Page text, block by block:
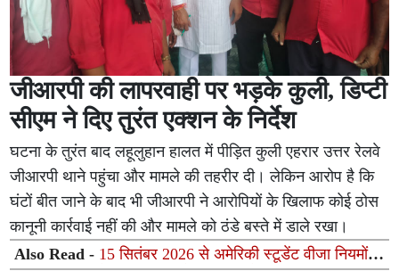
जीआरपी की लापरवाही पर भड़के कुली, डिप्टी
सीएम ने दिए तुरंत एक्शन के निर्देश
घटना के तुरंत बाद लहूलुहान हालत में पीड़ित कुली एहरार उत्तर रेलवे
जीआरपी थाने पहुंचा और मामले की तहरीर दी। लेकिन आरोप है कि
घंटों बीत जाने के बाद भी जीआरपी ने आरोपियों के खिलाफ कोई ठोस
कानूनी कार्रवाई नहीं की और मामले को ठंडे बस्ते में डाले रखा।
Also Read - 15 सितंबर 2026 से अमेरिकी स्टूडेंट वीजा नियमों में